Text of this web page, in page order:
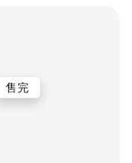
售完